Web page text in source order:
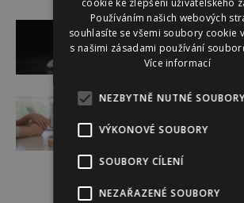
Budou se vraždit
Těhotenství není
Pomáhá
cookie ke zlepšení uživatelského
Používáním našich webových
souhlasíte se všemi soubory cookie
s našimi zásadami používání
Více informací
NEZBYTNĚ NUTNÉ
VÝKONOVÉ SOUBORY
SOUBORY CÍLENÍ
NEZAŘAZENÉ SOUBORY